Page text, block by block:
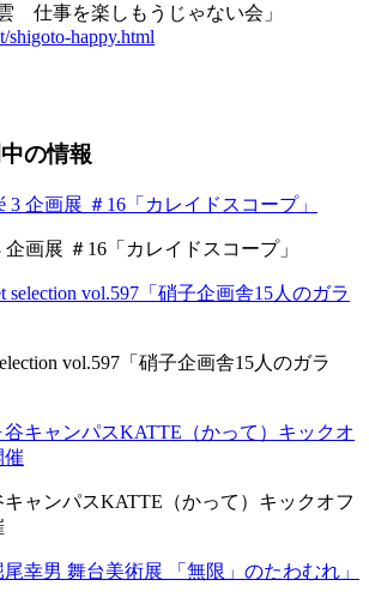
仕事を楽しもうじゃない会」
shigoto-happy.html
の情報
企画展 ＃16「カレイドスコープ」
vol.597「硝子企画舎15人のガラ
キャンパスKATTE（かって）キックオフ